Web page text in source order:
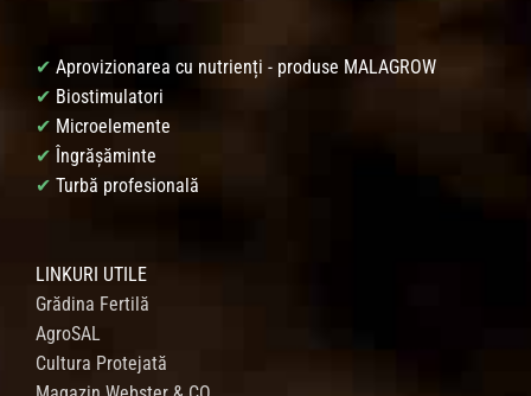
✔ Aprovizionarea cu nutrienți - produse MALAGROW
✔ Biostimulatori
✔ Microelemente
✔ Îngrășăminte
✔ Turbă profesională
LINKURI UTILE
Grădina Fertilă
AgroSAL
Cultura Protejată